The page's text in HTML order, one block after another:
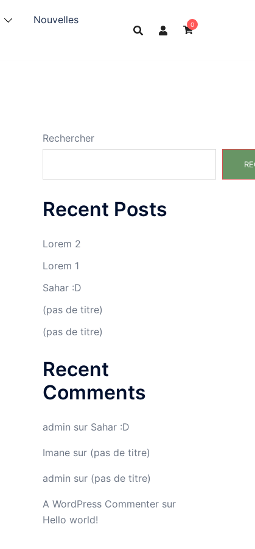
Nouvelles
0
Rechercher
Recent Posts
Lorem 2
Lorem 1
Sahar :D
(pas de titre)
(pas de titre)
Recent
Comments
admin sur Sahar :D
Imanesur (pas de titre)
admin sur (pas de titre)
A WordPress Commentersur
Hello world!